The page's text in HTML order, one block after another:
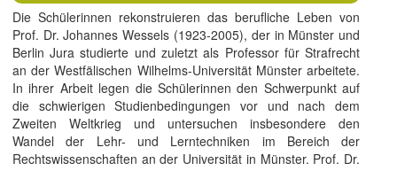
Die Schülerinnen rekonstruieren das berufliche Leben von
Prof. Dr. Johannes Wessels (1923-2005), der in Münster und
Berlin Jura studierte und zuletzt als Professor für Strafrecht
an der Westfälischen Wilhelms-Universität Münster arbeitete.
In ihrer Arbeit legen die Schülerinnen den Schwerpunkt auf
die schwierigen Studienbedingungen vor und nach dem
Zweiten Weltkrieg und untersuchen insbesondere den
Wandel der Lehr- und Lerntechniken im Bereich der
Rechtswissenschaften an der Universität in Münster. Prof. Dr.